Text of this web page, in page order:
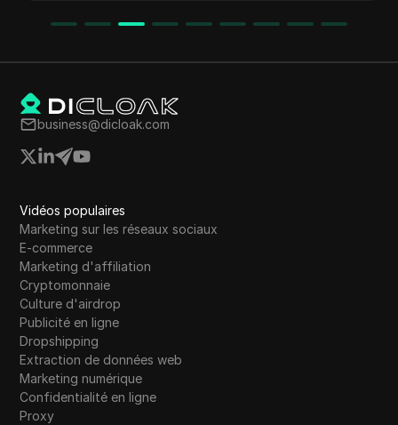
business@dicloak.com
Vidéos populaires
Marketing sur les réseaux sociaux
E-commerce
Marketing d'affiliation
Cryptomonnaie
Culture d'airdrop
Publicité en ligne
Dropshipping
Extraction de données web
Marketing numérique
Confidentialité en ligne
Proxy